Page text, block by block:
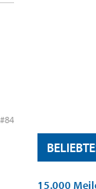
#84
15.000